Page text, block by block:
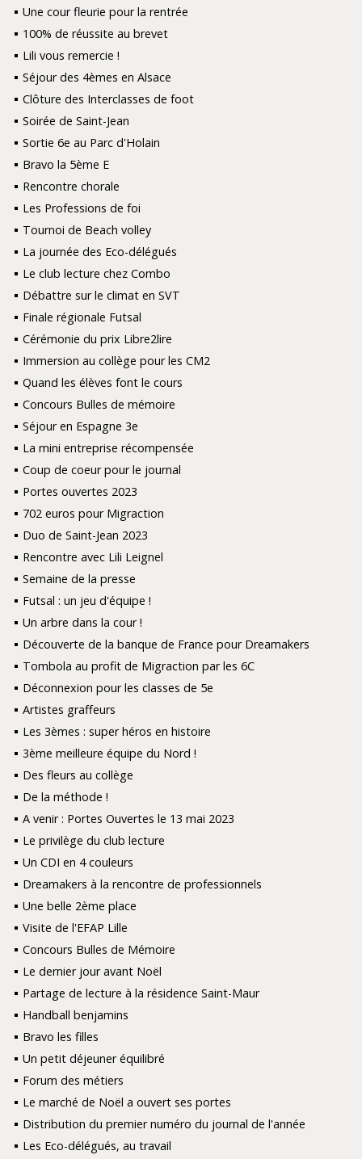
Une cour fleurie pour la rentrée
100% de réussite au brevet
Lili vous remercie !
Séjour des 4èmes en Alsace
Clôture des Interclasses de foot
Soirée de Saint-Jean
Sortie 6e au Parc d'Holain
Bravo la 5ème E
Rencontre chorale
Les Professions de foi
Tournoi de Beach volley
La journée des Eco-délégués
Le club lecture chez Combo
Débattre sur le climat en SVT
Finale régionale Futsal
Cérémonie du prix Libre2lire
Immersion au collège pour les CM2
Quand les élèves font le cours
Concours Bulles de mémoire
Séjour en Espagne 3e
La mini entreprise récompensée
Coup de coeur pour le journal
Portes ouvertes 2023
702 euros pour Migraction
Duo de Saint-Jean 2023
Rencontre avec Lili Leignel
Semaine de la presse
Futsal : un jeu d'équipe !
Un arbre dans la cour !
Découverte de la banque de France pour Dreamakers
Tombola au profit de Migraction par les 6C
Déconnexion pour les classes de 5e
Artistes graffeurs
Les 3èmes : super héros en histoire
3ème meilleure équipe du Nord !
Des fleurs au collège
De la méthode !
A venir : Portes Ouvertes le 13 mai 2023
Le privilège du club lecture
Un CDI en 4 couleurs
Dreamakers à la rencontre de professionnels
Une belle 2ème place
Visite de l'EFAP Lille
Concours Bulles de Mémoire
Le dernier jour avant Noël
Partage de lecture à la résidence Saint-Maur
Handball benjamins
Bravo les filles
Un petit déjeuner équilibré
Forum des métiers
Le marché de Noël a ouvert ses portes
Distribution du premier numéro du journal de l'année
Les Eco-délégués, au travail